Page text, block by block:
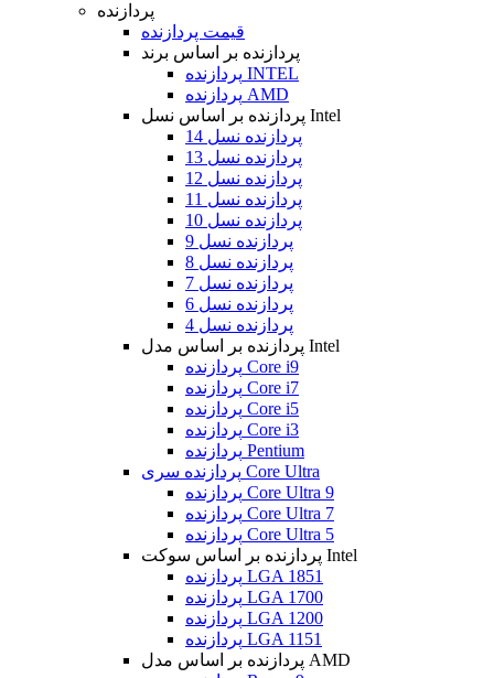
پردازنده
قیمت پردازنده
پردازنده بر اساس برند
پردازنده INTEL
پردازنده AMD
پردازنده بر اساس نسل Intel
پردازنده نسل 14
پردازنده نسل 13
پردازنده نسل 12
پردازنده نسل 11
پردازنده نسل 10
پردازنده نسل 9
پردازنده نسل 8
پردازنده نسل 7
پردازنده نسل 6
پردازنده نسل 4
پردازنده بر اساس مدل Intel
پردازنده Core i9
پردازنده Core i7
پردازنده Core i5
پردازنده Core i3
پردازنده Pentium
پردازنده سری Core Ultra
پردازنده Core Ultra 9
پردازنده Core Ultra 7
پردازنده Core Ultra 5
پردازنده بر اساس سوکت Intel
پردازنده LGA 1851
پردازنده LGA 1700
پردازنده LGA 1200
پردازنده LGA 1151
پردازنده بر اساس مدل AMD